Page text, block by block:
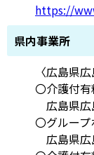
https://
県内事業所
〈広島県広
〇介護付
広島県広
〇グルー
広島県広